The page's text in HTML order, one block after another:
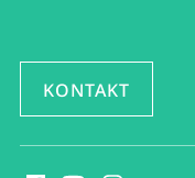
KONTAKT